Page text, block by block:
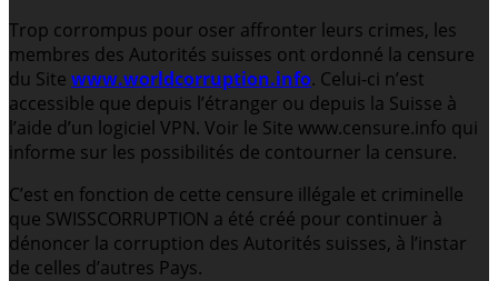
Trop corrompus pour oser affronter leurs crimes, les
membres des Autorités suisses ont ordonné la censure
du Site www.worldcorruption.info. Celui-ci n’est
accessible que depuis l’étranger ou depuis la Suisse à
l’aide d’un logiciel VPN. Voir le Site www.censure.info qui
informe sur les possibilités de contourner la censure.
C’est en fonction de cette censure illégale et criminelle
que SWISSCORRUPTION a été créé pour continuer à
dénoncer la corruption des Autorités suisses, à l’instar
de celles d’autres Pays.